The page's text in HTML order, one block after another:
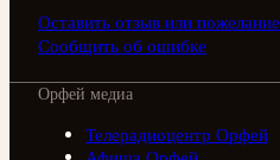
Оставить отзыв или пожелание
Сообщить об ошибке
Орфей медиа
Телерадиоцентр Орфей